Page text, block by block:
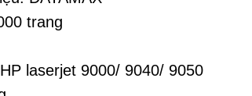
trang
laserjet 9000/ 9040/ 9050